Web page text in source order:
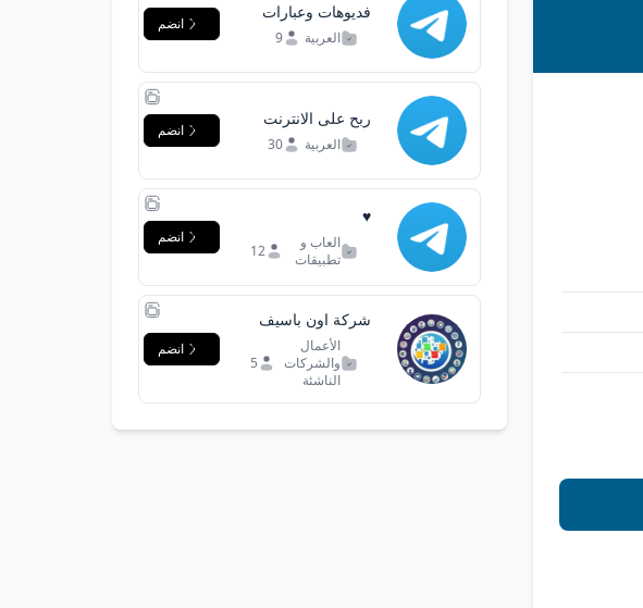
فديوهات وعبارات
حلات وتساب
العربية 9
انضم
ربح على الانترنت
العربية 30
انضم
♥️
العاب و
تطبيقات
12
انضم
شركة اون باسيف
الأعمال
والشركات
الناشئة
5
انضم